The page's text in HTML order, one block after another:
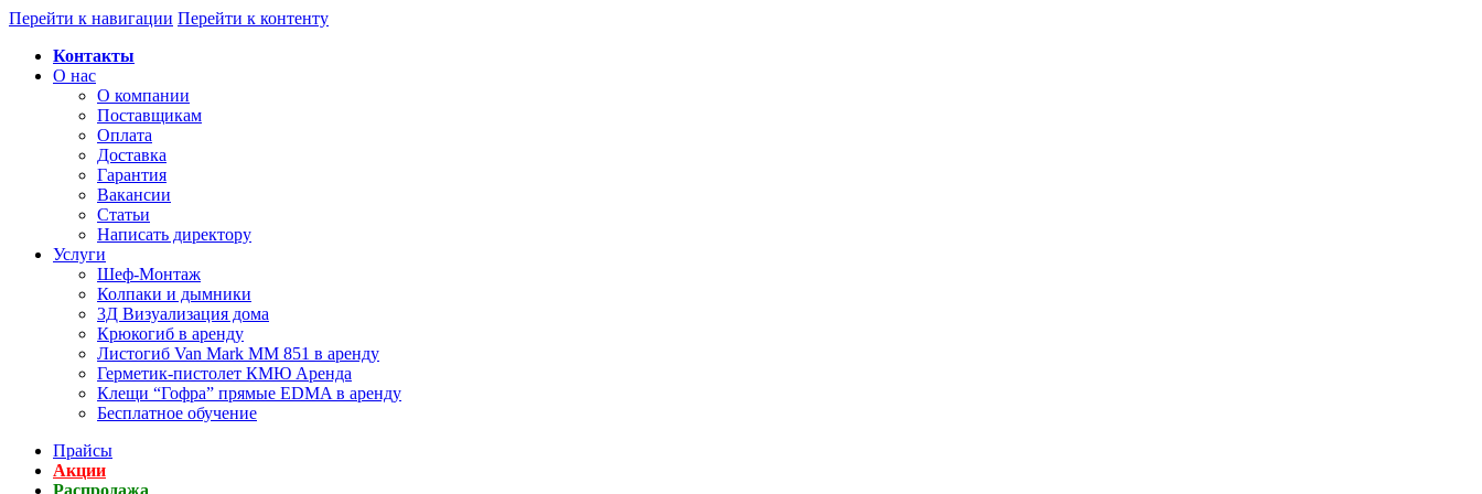
Перейти к навигации Перейти к контенту
Контакты
О нас
О компании
Поставщикам
Оплата
Доставка
Гарантия
Вакансии
Статьи
Написать директору
Услуги
Шеф-Монтаж
Колпаки и дымники
3Д Визуализация дома
Крюкогиб в аренду
Листогиб Van Mark MM 851 в аренду
Герметик-пистолет КМЮ Аренда
Клещи “Гофра” прямые EDMA в аренду
Бесплатное обучение
Прайсы
Акции
Распродажа